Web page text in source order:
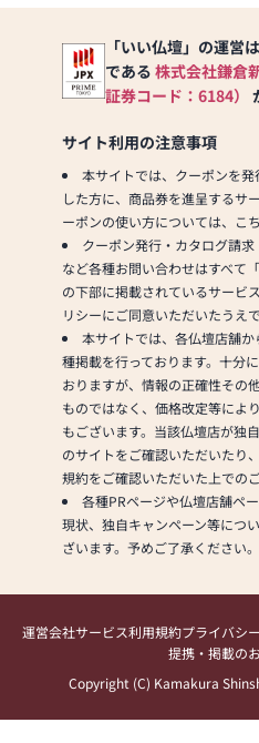
お位牌、進物線香、線香、ロー
ソク、等の小物、手元供養品も
数多く展示しております!!
⭐⭐⭐当店にてお仏壇をご購入の
お客様に限り、古いお仏壇のお
※本広告期間中にお仏壇ご購入
のお客様。但しお仏壇のお引取
り地域、お仏壇サイズによって
はご相談させていただく場合が
ございます。
是非一度、ご覧になって下さ
い!!
スッタフ一同、皆様のご来店を
心よりお待ちいたしております
＝＝＝＝＝＝＝＝＝＝＝＝＝＝
＝＝＝＝＝＝＝＝＝＝＝＝＝＝
＝＝＝＝＝＝＝＝＝＝＝＝
■日本堂なら国産仏壇も大特
価！オリジナル商品も多数展示
中！
■東京都指定伝統工芸品「東京
仏壇」も他社には無い展示数！
仏壇」「伝統工芸仏壇」「唐木
■ご不明な点は仏事の専門家
「仏事コーディネーター」まで
お気軽に
壇・お仏具をご提案いたしま
≪「カリモク家具」との協同開
お仏壇のはせがわは、日本を代
表する家具メーカー「カリモク
家具」との協同開発で、現代の
住宅にあったモダンなお仏壇を
作っています。他にも国内の家
具専門メーカーと作り上げたお
仏壇コレクションがあり、祈る
人と偲ぶ人をつなぐ新しいカタ
チを提案します。
≪はせがわ店舗サービスのご案
内≫
●仏壇・仏具・お墓・相続・遺
品整理のご相談
●ご来店予約(ページ内の「来店
予約ボタン」からお申込くださ
●お電話(ご相談や商品のご注
を承ります。お電話時に「いい
●訪問(はせがわの専門スタッ
きを致します)
≪お仏壇のはせがわよりお客様
「いい仏壇」の運営
である 株式会社鎌倉
証券コード：6184）
サイト利用の注意事項
本サイトでは、クーポンを
した方に、商品券を進呈するサ
ーポンの使い方については、こ
クーポン発行・カタログ請
など各種お問い合わせはすべて
の下部に掲載されているサービ
リシーにご同意いただいたうえ
本サイトでは、各仏壇店舗
種掲載を行っております。十分
おりますが、情報の正確性その
ものではなく、価格改定等によ
もございます。当該仏壇店が独
のサイトをご確認いただいたり
規約をご確認いただいた上での
各種PRページや仏壇店舗ペ
現状、独自キャンペーン等につ
ざいます。予めご了承ください。
運営会社サービス利用規約プライバシ
提携・掲載の
Copyright (C) Kamakura